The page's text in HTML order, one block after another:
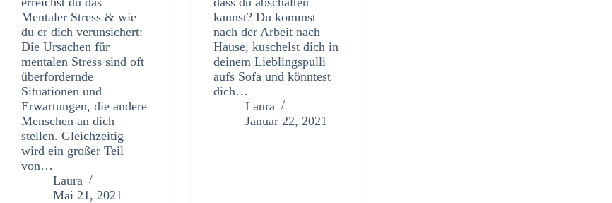
Mentaler Stress & wie
du er dich verunsichert:
Die Ursachen für
mentalen Stress sind oft
überfordernde
Situationen und
Erwartungen, die andere
Menschen an dich
stellen. Gleichzeitig
wird ein großer Teil
von…
Laura
Mai 21, 2021
kannst? Du kommst
nach der Arbeit nach
Hause, kuschelst dich in
deinem Lieblingspulli
aufs Sofa und könntest
dich…
Laura
Januar 22, 2021